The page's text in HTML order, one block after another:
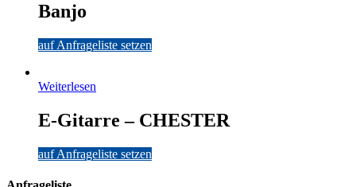
Banjo
auf Anfrageliste setzen
Weiterlesen
E-Gitarre – CHESTER
auf Anfrageliste setzen